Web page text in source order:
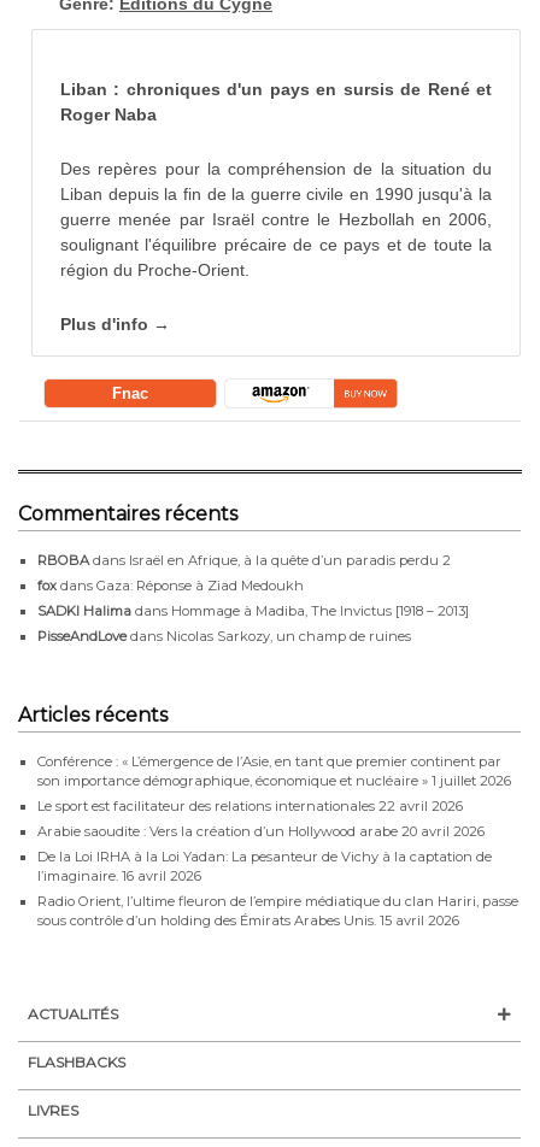
Liban : chroniques d'un pays en sursis de René et
Roger Naba
Des repères pour la compréhension de la situation du
Liban depuis la fin de la guerre civile en 1990 jusqu'à la
guerre menée par Israël contre le Hezbollah en 2006,
soulignant l'équilibre précaire de ce pays et de toute la
région du Proche-Orient.
Plus d'info →
Fnac
Commentaires récents
RBOBAdans Israël en Afrique, à la quête d’un paradis perdu 2
fox dans Gaza: Réponse à Ziad Medoukh
SADKI Halima dans Hommage à Madiba, The Invictus [1918 – 2013]
PisseAndLovedans Nicolas Sarkozy, un champ de ruines
Articles récents
Conférence : « L’émergence de l’Asie, en tant que premier continent par
son importance démographique, économique et nucléaire » 1 juillet 2026
Le sport est facilitateur des relations internationales 22 avril 2026
Arabie saoudite : Vers la création d’un Hollywood arabe 20 avril 2026
De la Loi IRHA à la Loi Yadan: La pesanteur de Vichy à la captation de
l’imaginaire. 16 avril 2026
Radio Orient, l’ultime fleuron de l’empire médiatique du clan Hariri, passe
sous contrôle d’un holding des Émirats Arabes Unis. 15 avril 2026
ACTUALITÉS
FLASHBACKS
LIVRES